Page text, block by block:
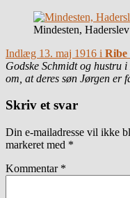
Mindesten,
Indlæg 13. maj 1916 i Ribe
Godske Schmidt og hustru
om, at deres søn Jørgen
Skriv et svar
Din e-mailadresse vil ikke
markeret med *
Kommentar *